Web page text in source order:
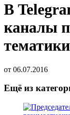
В
каналы
тематики
от 06.07.2016
Ещё из